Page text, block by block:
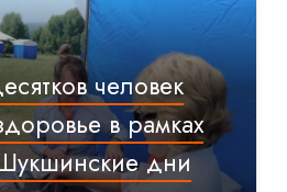
человек
в рамках
дни